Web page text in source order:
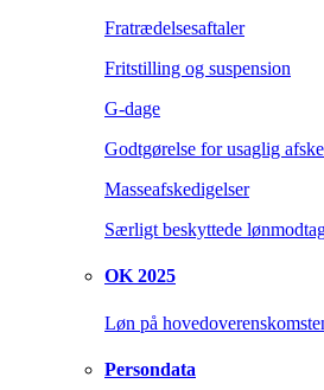
Fratrædelsesaftaler
Fritstilling og suspension
G-dage
Godtgørelse for usaglig
Masseafskedigelser
Særligt beskyttede
OK 2025
Løn på
Persondata